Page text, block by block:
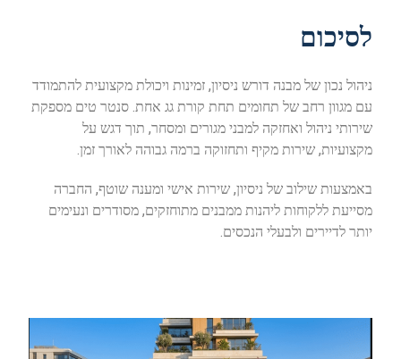
לסיכום
ניהול נכון של מבנה דורש ניסיון, זמינות ויכולת מקצועית להתמודד
עם מגוון רחב של תחומים תחת קורת גג אחת. סנטר טים מספקת
שירותי ניהול ואחזקה למבני מגורים ומסחר, תוך דגש על
מקצועיות, שירות מקיף ותחזוקה ברמה גבוהה לאורך זמן.
באמצעות שילוב של ניסיון, שירות אישי ומענה שוטף, החברה
מסייעת ללקוחות ליהנות ממבנים מתוחזקים, מסודרים ונעימים
יותר לדיירים ולבעלי הנכסים.